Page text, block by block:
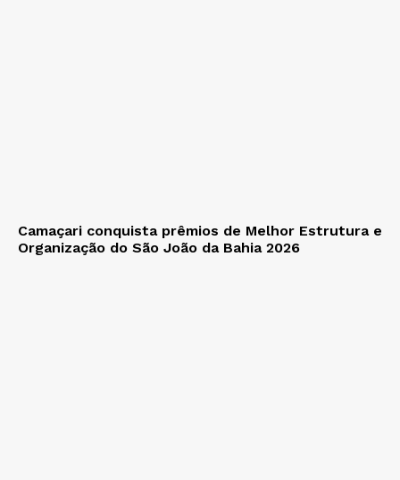
Camaçari conquista prêmios de Melhor Estrutura e
Organização do São João da Bahia 2026